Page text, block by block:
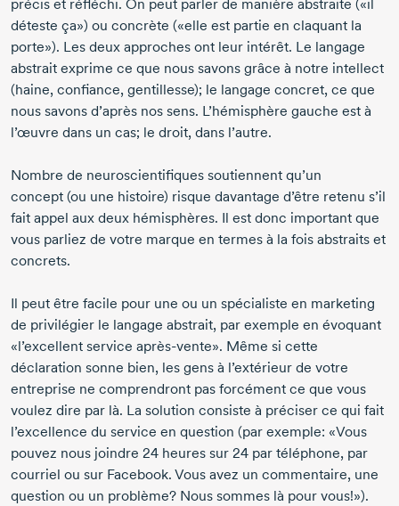
précis et réfléchi. On peut parler de manière abstraite («il
déteste ça») ou concrète («elle est partie en claquant la
porte»). Les deux approches ont leur intérêt. Le langage
abstrait exprime ce que nous savons grâce à notre intellect
(haine, confiance, gentillesse); le langage concret, ce que
nous savons d’après nos sens. L’hémisphère gauche est à
l’œuvre dans un cas; le droit, dans l’autre.
Nombre de neuroscientifiques soutiennent qu’un
concept (ou une histoire) risque davantage d’être retenu s’il
fait appel aux deux hémisphères. Il est donc important que
vous parliez de votre marque en termes à la fois abstraits et
concrets.
Il peut être facile pour une ou un spécialiste en marketing
de privilégier le langage abstrait, par exemple en évoquant
«l’excellent service après-vente». Même si cette
déclaration sonne bien, les gens à l’extérieur de votre
entreprise ne comprendront pas forcément ce que vous
voulez dire par là. La solution consiste à préciser ce qui fait
l’excellence du service en question (par exemple: «Vous
pouvez nous joindre 24 heures sur 24 par téléphone, par
courriel ou sur Facebook. Vous avez un commentaire, une
question ou un problème? Nous sommes là pour vous!»).